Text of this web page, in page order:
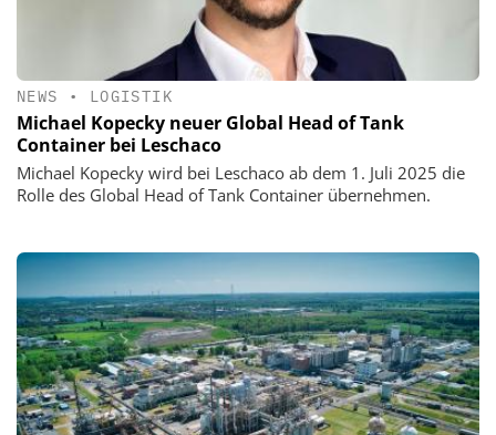
NEWS • LOGISTIK
Michael Kopecky neuer Global Head of Tank
Container bei Leschaco
Michael Kopecky wird bei Leschaco ab dem 1. Juli 2025 die
Rolle des Global Head of Tank Container übernehmen.